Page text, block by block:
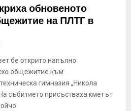
обновеното
на ПЛТГ в
бе открито напълно
общежитие към
гимназия „Никола
събитието присъстваха кметът